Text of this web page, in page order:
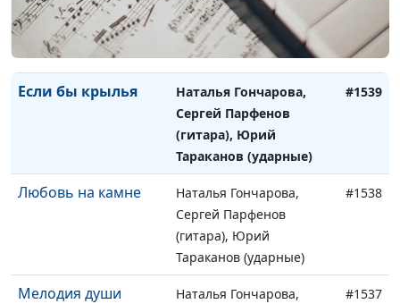
Тараканов (ударные),
Владислав Лапшин (бас-
гитара)
Если бы крылья
Наталья Гончарова,
Сергей Парфенов
(гитара), Юрий
Тараканов (ударные)
#1539
Любовь на камне
Наталья Гончарова,
Сергей Парфенов
(гитара), Юрий
Тараканов (ударные)
#1538
Мелодия души
Наталья Гончарова,
#1537